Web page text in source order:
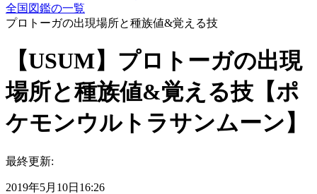
全国図鑑の一覧
プロトーガの出現場所と種族値&覚える技
【USUM】プロトーガの出現
場所と種族値&覚える技【ポ
ケモンウルトラサンムーン】
最終更新:
2019年5月10日16:26